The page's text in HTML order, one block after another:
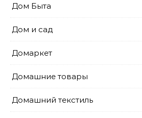
Дом Быта
Дом и сад
Домаркет
Домашние товары
Домашний текстиль